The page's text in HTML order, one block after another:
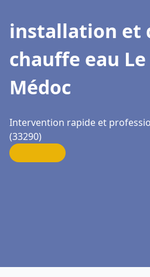
installation et
chauffe eau Le
Médoc
Intervention rapide et
(33290)